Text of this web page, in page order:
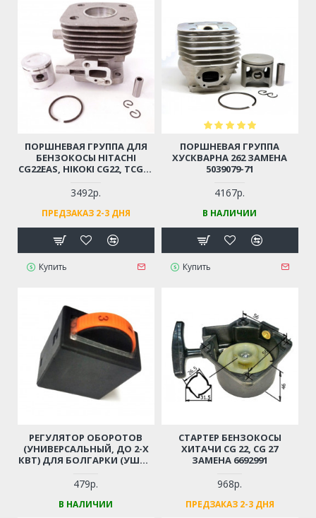
ПОРШНЕВАЯ ГРУППА ДЛЯ
БЕНЗОКОСЫ HITACHI
CG22EAS, HIKOKI CG22, TCG22
3492р.
ПРЕДЗАКАЗ 2-3 ДНЯ
Купить
ПОРШНЕВАЯ ГРУППА
ХУСКВАРНА 262 ЗАМЕНА
5039079-71
4167р.
В НАЛИЧИИ
Купить
РЕГУЛЯТОР ОБОРОТОВ
(УНИВЕРСАЛЬНЫЙ, ДО 2-Х
КВТ) ДЛЯ БОЛГАРКИ (УШМ),
ПЕРФОРАТОРА, ДРЕЛИ И ПР.
479р.
В НАЛИЧИИ
СТАРТЕР БЕНЗОКОСЫ
ХИТАЧИ CG 22, CG 27
ЗАМЕНА 6692991
968р.
ПРЕДЗАКАЗ 2-3 ДНЯ